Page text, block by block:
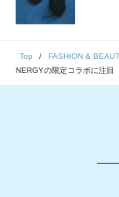
Top FASHION &
NERGYの限定コラボに注目